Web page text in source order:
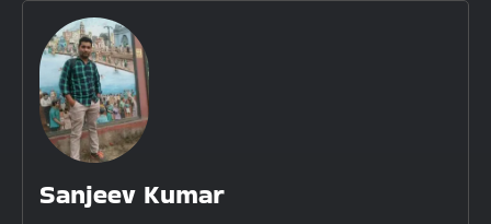
Sanjeev Kumar